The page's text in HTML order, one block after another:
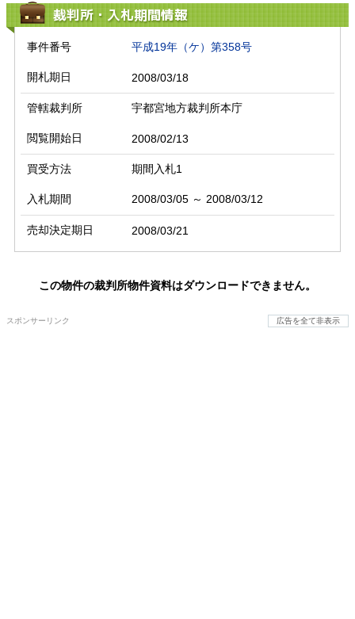
裁判所・入札期間情報
事件番号 平成19年（ケ）第358号
開札期日 2008/03/18
管轄裁判所 宇都宮地方裁判所本庁
閲覧開始日 2008/02/13
買受方法 期間入札1
入札期間 2008/03/05 ～ 2008/03/12
売却決定期日 2008/03/21
この物件の裁判所物件資料はダウンロードできません。
スポンサーリンク 広告を全て非表示